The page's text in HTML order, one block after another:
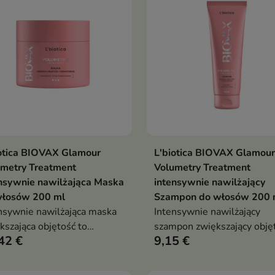
Dodaj do koszyka
BIOVAX Glamour
Treatment
nawilżająca Maska
200 ml
nawilżająca maska
objętość to
stworzona z myślą o
€
Dodaj do
L'biotica BIOVAX Glamour
Volumetry Treatment
intensywnie nawilżający
Szampon do włosów 200
Intensywnie nawilżający
szampon zwiększający
to produkt do mycia
9,15 €